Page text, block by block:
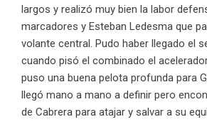
largos y realizó muy bien la labor
marcadores y Esteban Ledesma que
volante central. Pudo haber llegado el
cuando pisó el combinado el
puso una buena pelota profunda para
llegó mano a mano a definir pero
de Cabrera para atajar y salvar a su